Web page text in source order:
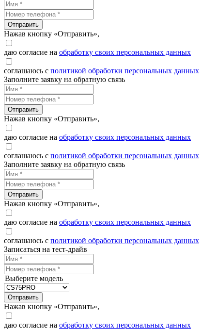
Отправить
Нажав кнопку «Отправить»,
даю согласие на обработку своих персональных данных
соглашаюсь с политикой обработки персональных данных
Заполните заявку на обратную связь
Отправить
Нажав кнопку «Отправить»,
даю согласие на обработку своих персональных данных
соглашаюсь с политикой обработки персональных данных
Заполните заявку на обратную связь
Отправить
Нажав кнопку «Отправить»,
даю согласие на обработку своих персональных данных
соглашаюсь с политикой обработки персональных данных
Записаться на тест-драйв
Выберите модель
Отправить
Нажав кнопку «Отправить»,
даю согласие на обработку своих персональных данных